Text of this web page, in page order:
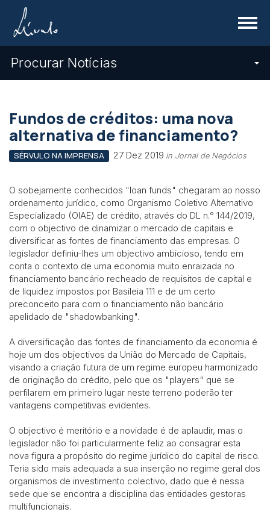
Menu
Procurar Notícias
Fundos de créditos: uma nova
alternativa de financiamento?
SÉRVULO NA IMPRENSA 27 Dez 2019 in Jornal de Negócios
O sobejamente conhecidos "loan funds" chegaram ao nosso
ordenamento jurídico, como Organismo Coletivo Alternativo
Especializado (OIAE) de crédito, através do DL n.° 144/2019,
com o objectivo de dinamizar o mercado de capitais e
diversificar as fontes de financiamento das empresas. O
legislador definiu-lhes um objectivo ambicioso, tendo em
conta o contexto de uma economia muito enraizada no
financiamento bancário recheado de requisitos de capital e
de liquidez impostos por Basileia 111 e de um certo
preconceito para com o financiamento não bancário
apelidado de "shadowbanking".
A diversificação das fontes de financiamento da economia é
hoje um dos objectivos da União do Mercado de Capitais,
visando a criação futura de um regime europeu harmonizado
de originação do crédito, pelo que os "players" que se
perfilarem em primeiro lugar neste terreno poderão ter
vantagens competitivas evidentes.
O objectivo é meritório e a novidade é de aplaudir, mas o
legislador não foi particularmente feliz ao consagrar esta
nova figura a propósito do regime jurídico do capital de risco.
Teria sido mais adequada a sua inserção no regime geral dos
organismos de investimento colectivo, dado que é nessa
sede que se encontra a disciplina das entidades gestoras
multifuncionais.